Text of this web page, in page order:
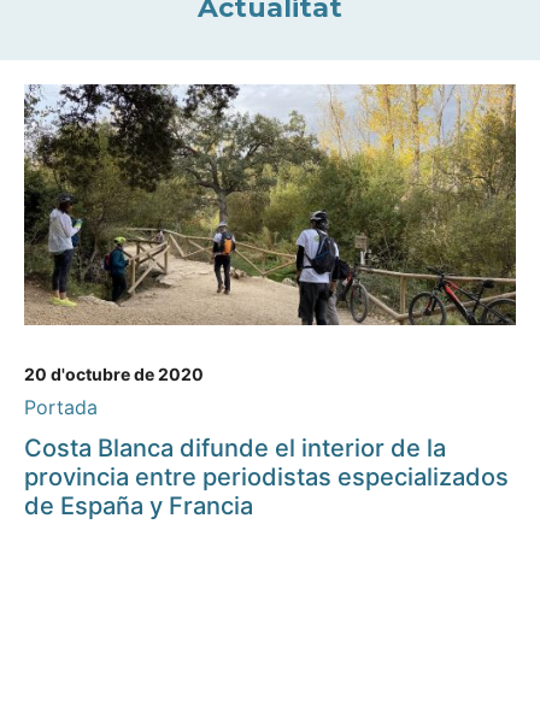
Actualitat
20 d'octubre de 2020
Portada
Costa Blanca difunde el interior de la
provincia entre periodistas especializados
de España y Francia